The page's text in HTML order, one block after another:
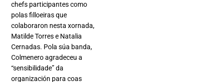
chefs participantes como
polas filloeiras que
colaboraron nesta xornada,
Matilde Torres e Natalia
Cernadas. Pola súa banda,
Colmenero agradeceu a
“sensibilidade” da
organización para coas